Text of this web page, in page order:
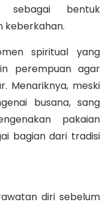
bentuk
keberkahan.
spiritual yang
perempuan agar
Menariknya, meski
busana, sang
pakaian
bagian dari tradisi
diri sebelum